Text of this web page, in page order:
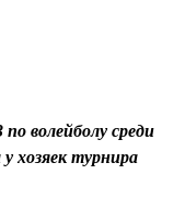
волейболу среди
хозяек турнира